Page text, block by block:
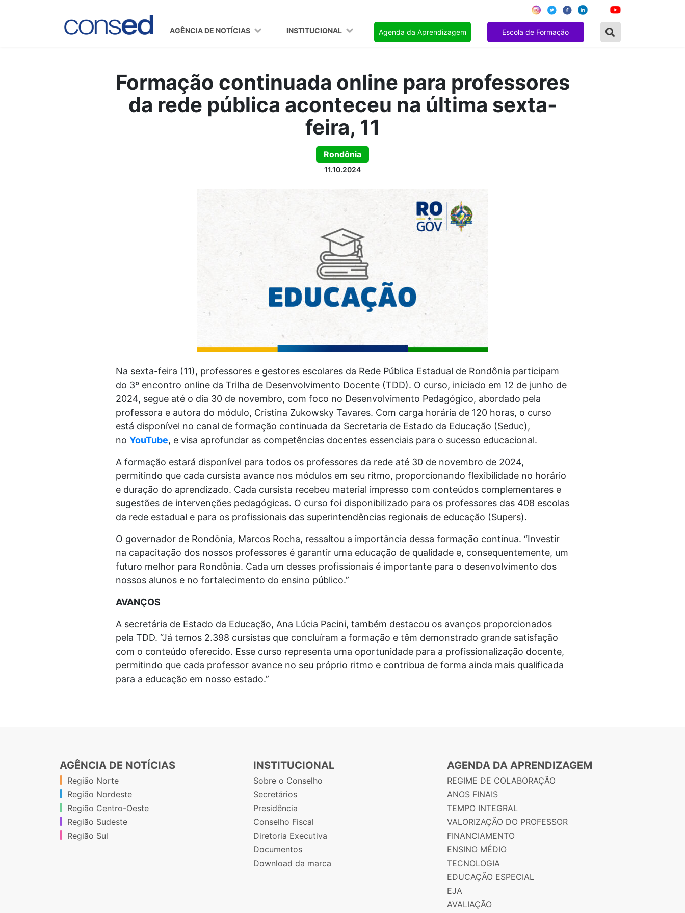
AGÊNCIA DE NOTÍCIAS INSTITUCIONAL Agenda da Aprendizagem Escola de Formação
Formação continuada online para professores
da rede pública aconteceu na última sexta-
feira, 11
Rondônia
11.10.2024
Na sexta-feira (11), professores e gestores escolares da Rede Pública Estadual de Rondônia participam
do 3º encontro online da Trilha de Desenvolvimento Docente (TDD). O curso, iniciado em 12 de junho de
2024, segue até o dia 30 de novembro, com foco no Desenvolvimento Pedagógico, abordado pela
professora e autora do módulo, Cristina Zukowsky Tavares. Com carga horária de 120 horas, o curso
está disponível no canal de formação continuada da Secretaria de Estado da Educação (Seduc),
no YouTube, e visa aprofundar as competências docentes essenciais para o sucesso educacional.
A formação estará disponível para todos os professores da rede até 30 de novembro de 2024,
permitindo que cada cursista avance nos módulos em seu ritmo, proporcionando flexibilidade no horário
e duração do aprendizado. Cada cursista recebeu material impresso com conteúdos complementares e
sugestões de intervenções pedagógicas. O curso foi disponibilizado para os professores das 408 escolas
da rede estadual e para os profissionais das superintendências regionais de educação (Supers).
O governador de Rondônia, Marcos Rocha, ressaltou a importância dessa formação contínua. “Investir
na capacitação dos nossos professores é garantir uma educação de qualidade e, consequentemente, um
futuro melhor para Rondônia. Cada um desses profissionais é importante para o desenvolvimento dos
nossos alunos e no fortalecimento do ensino público.”
AVANÇOS
A secretária de Estado da Educação, Ana Lúcia Pacini, também destacou os avanços proporcionados
pela TDD. “Já temos 2.398 cursistas que concluíram a formação e têm demonstrado grande satisfação
com o conteúdo oferecido. Esse curso representa uma oportunidade para a profissionalização docente,
permitindo que cada professor avance no seu próprio ritmo e contribua de forma ainda mais qualificada
para a educação em nosso estado.”
AGÊNCIA DE NOTÍCIAS
Região Norte
Região Nordeste
Região Centro-Oeste
Região Sudeste
Região Sul
INSTITUCIONAL
Sobre o Conselho
Secretários
Presidência
Conselho Fiscal
Diretoria Executiva
Documentos
Download da marca
AGENDA DA APRENDIZAGEM
REGIME DE COLABORAÇÃO
ANOS FINAIS
TEMPO INTEGRAL
VALORIZAÇÃO DO PROFESSOR
FINANCIAMENTO
ENSINO MÉDIO
TECNOLOGIA
EDUCAÇÃO ESPECIAL
EJA
AVALIAÇÃO